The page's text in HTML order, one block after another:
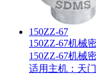
150ZZ-67
150ZZ-67机械
150ZZ-67机械
适用主机： 天